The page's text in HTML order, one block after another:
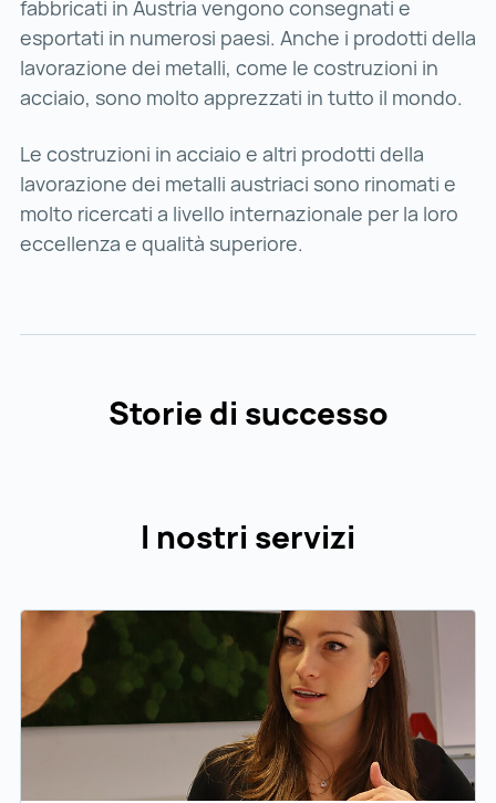
fabbricati in Austria vengono consegnati e
esportati in numerosi paesi. Anche i prodotti della
lavorazione dei metalli, come le costruzioni in
acciaio, sono molto apprezzati in tutto il mondo.
Le costruzioni in acciaio e altri prodotti della
lavorazione dei metalli austriaci sono rinomati e
molto ricercati a livello internazionale per la loro
eccellenza e qualità superiore.
Storie di successo
I nostri servizi